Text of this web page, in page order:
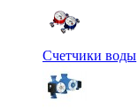
Счетчики воды